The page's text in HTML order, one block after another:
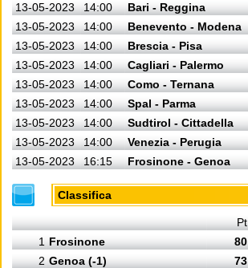
13-05-2023
14:00
Bari - Reggina
13-05-2023
14:00
Benevento - Modena
13-05-2023
14:00
Brescia - Pisa
13-05-2023
14:00
Cagliari - Palermo
13-05-2023
14:00
Como - Ternana
13-05-2023
14:00
Spal - Parma
13-05-2023
14:00
Sudtirol - Cittadella
13-05-2023
14:00
Venezia - Perugia
13-05-2023
16:15 Frosinone - Genoa
Classifica
Pt
1 Frosinone 80
2 Genoa (-1) 73